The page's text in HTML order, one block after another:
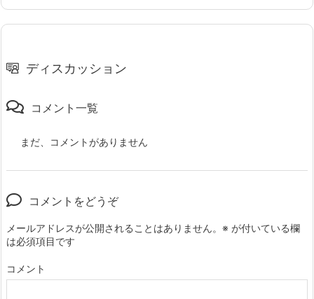
ディスカッション
コメント一覧
まだ、コメントがありません
コメントをどうぞ
メールアドレスが公開されることはありません。 ※ が付いている欄
は必須項目です
コメント